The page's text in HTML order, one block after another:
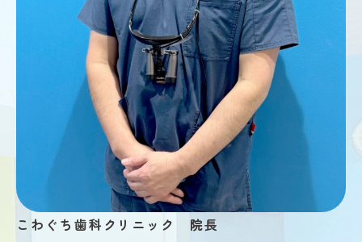
こわぐち歯科クリニック 院長